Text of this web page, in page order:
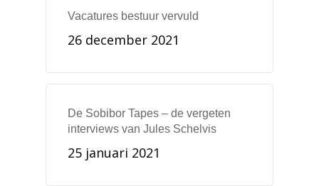
Vacatures bestuur vervuld
26 december 2021
De Sobibor Tapes – de vergeten
interviews van Jules Schelvis
25 januari 2021